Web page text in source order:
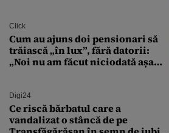
Click
Cum au ajuns doi pensionari să
trăiască „în lux”, fără datorii:
„Noi nu am făcut niciodată așa
Digi24
Ce riscă bărbatul care a
vandalizat o stâncă de pe